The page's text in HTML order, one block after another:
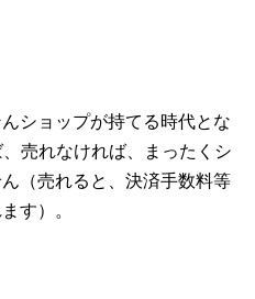
ショップが持てる時代とな
売れなければ、まったくシ
（売れると、決済手数料等
す）。